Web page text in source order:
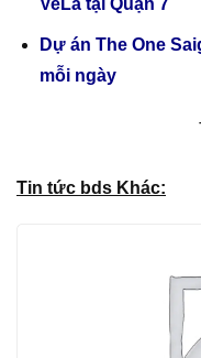
Dự án The One
mỗi ngày
Tin tức bds Khác: